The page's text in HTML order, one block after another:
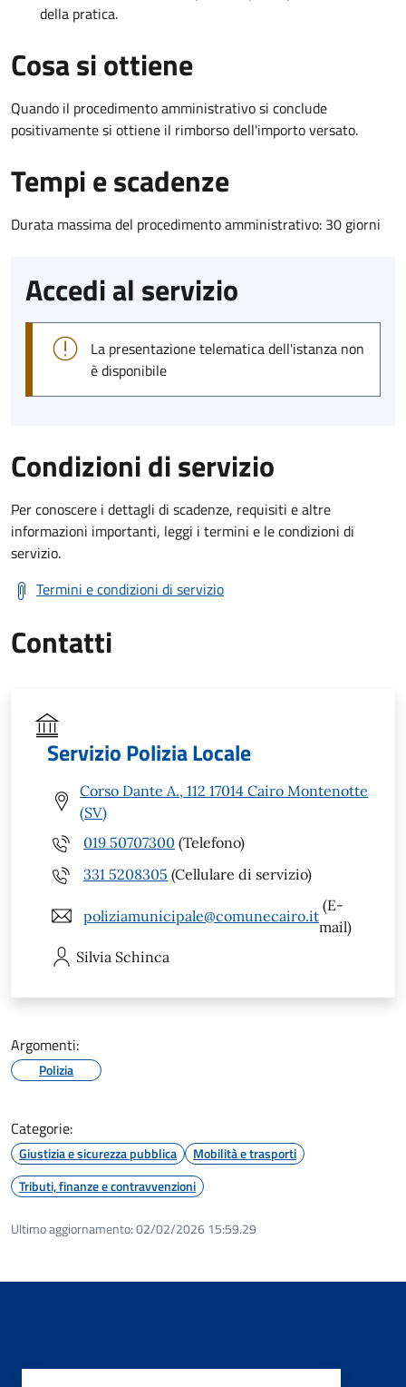
della pratica.
Cosa si ottiene
Quando il procedimento amministrativo si conclude
positivamente si ottiene il rimborso dell'importo versato.
Tempi e scadenze
Durata massima del procedimento amministrativo: 30 giorni
Accedi al servizio
La presentazione telematica dell'istanza non
è disponibile
Condizioni di servizio
Per conoscere i dettagli di scadenze, requisiti e altre
informazioni importanti, leggi i termini e le condizioni di
servizio.
Termini e condizioni di servizio
Contatti
Servizio Polizia Locale
Corso Dante A., 112 17014 Cairo Montenotte
(SV)
019 50707300 (Telefono)
331 5208305 (Cellulare di servizio)
poliziamunicipale@comunecairo.it
(E-
mail)
Silvia Schinca
Argomenti:
Polizia
Categorie:
Giustizia e sicurezza pubblica
Mobilità e trasporti
Tributi, finanze e contravvenzioni
Ultimo aggiornamento:02/02/2026 15:59.29